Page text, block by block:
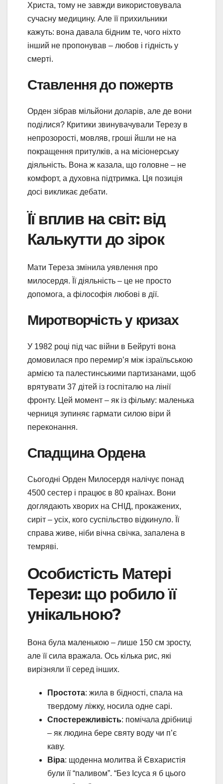
Христа, тому не завжди використовувала
сучасну медицину. Але її прихильники
кажуть: вона давала бідним те, чого ніхто
інший не пропонував – любов і гідність у
смерті.
Ставлення до пожертв
Орден зібрав мільйони доларів, але де вони
поділися? Критики звинувачували Терезу в
непрозорості, мовляв, гроші йшли не на
покращення притулків, а на місіонерську
діяльність. Вона ж казала, що головне – не
комфорт, а духовна підтримка. Ця позиція
досі викликає дебати.
Її вплив на світ: від
Калькутти до зірок
Мати Тереза змінила уявлення про
милосердя. Її діяльність – це не просто
допомога, а філософія любові в дії.
Миротворчість у кризах
У 1982 році під час війни в Бейруті вона
домовилася про перемир’я між ізраїльською
армією та палестинськими партизанами, щоб
врятувати 37 дітей із госпіталю на лінії
фронту. Цей момент – як із фільму: маленька
черниця зупиняє гармати силою віри й
переконання.
Спадщина Ордена
Сьогодні Орден Милосердя налічує понад
4500 сестер і працює в 80 країнах. Вони
доглядають хворих на СНІД, прокажених,
сиріт – усіх, кого суспільство відкинуло. Її
справа живе, ніби вічна свічка, запалена в
темряві.
Особистість Матері
Терези: що робило її
унікальною?
Вона була маленькою – лише 150 см зросту,
але її сила вражала. Ось кілька рис, які
вирізняли її серед інших.
Простота: жила в бідності, спала на
твердому ліжку, носила одне сарі.
Спостережливість: помічала дрібниці
– як людина бере святу воду чи п’є
каву.
Віра: щоденна молитва й Євхаристія
були її “паливом”. “Без Ісуса я б цього